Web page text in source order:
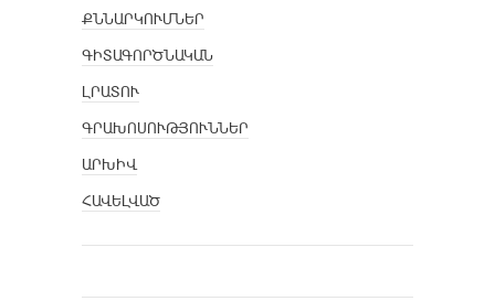
ՔՆՆԱՐԿՈՒՄՆԵՐ
ԳԻՏԱԳՈՐԾՆԱԿԱՆ
ԼՐԱՏՈՒ
ԳՐԱԽՈՍՈՒԹՅՈՒՆՆԵՐ
ԱՐԽԻՎ
ՀԱՎԵԼՎԱԾ